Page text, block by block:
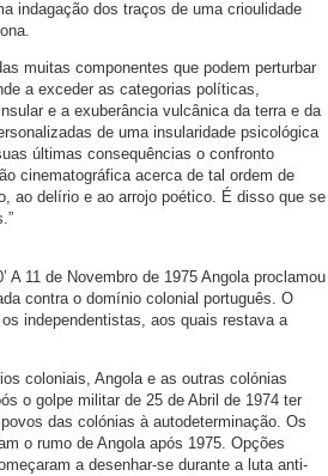
indagação dos traços de uma crioulidade
muitas componentes que podem perturbar
a exceder as categorias políticas,
e a exuberância vulcânica da terra e da
de uma insularidade psicológica
últimas consequências o confronto
cinematográfica acerca de tal ordem de
ao delírio e ao arrojo poético. É disso que se
A 11 de Novembro de 1975 Angola proclamou
contra o domínio colonial português. O
independentistas, aos quais restava a
coloniais, Angola e as outras colónias
o golpe militar de 25 de Abril de 1974 ter
das colónias à autodeterminação. Os
o rumo de Angola após 1975. Opções
a desenhar-se durante a luta anti-